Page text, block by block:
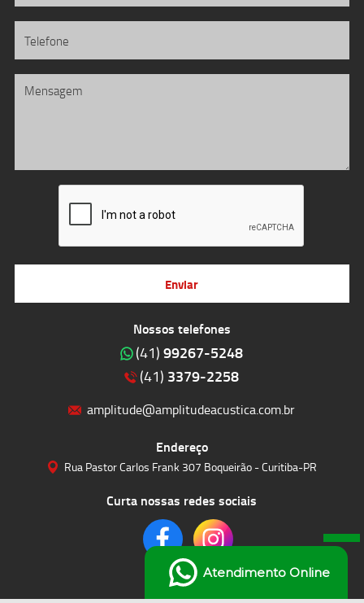
Nossos telefones
(41) 99267-5248
(41) 3379-2258
amplitude@amplitudeacustica.com.br
Endereço
Rua Pastor Carlos Frank 307 Boqueirão - Curitiba-PR
Curta nossas redes sociais
Enviar
Atendimento Online